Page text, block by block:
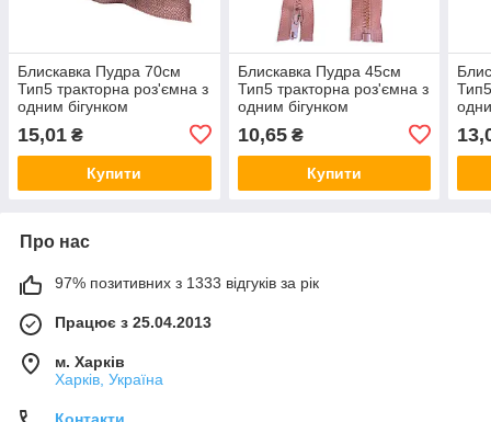
Блискавка Пудра 70см
Тип5 тракторна роз'ємна з
одним бігунком
15,01 ₴
Купити
Блискавка Пудра 45см
Тип5 тракторна роз'ємна з
одним бігунком
10,65₴
Купити
Про нас
97% позитивних з 1333 відгуків за рік
Працює з 25.04.2013
м. Харків
Харків, Україна